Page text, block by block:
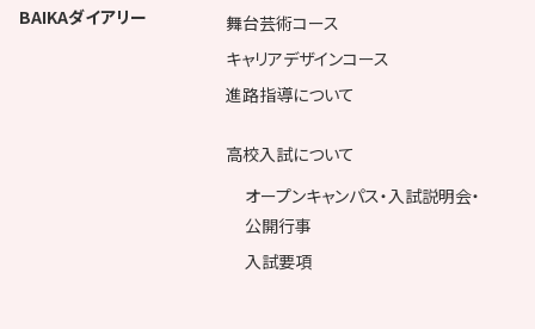
BAIKAダイアリー
舞台芸術コース
キャリアデザインコース
進路指導について
高校入試について
オープンキャンパス・入試説明会・
公開行事
入試要項